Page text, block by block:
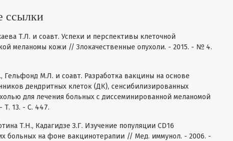
ссылки
Т.Л. и соавт. Успехи и перспективы клеточной
меланомы кожи // Злокачественные опухоли. - 2015. - № 4.
Гельфонд М.Л. и соавт. Разработка вакцины на основе
дендритных клеток (ДК), сенсибилизированных
для лечения больных с диссеминированной меланомой
13. - С. 447.
Т.Н., Кадагидзе З.Г. Изучение популяции CD16
больных на фоне вакцинотерапии // Мед. иммунол. - 2006. -